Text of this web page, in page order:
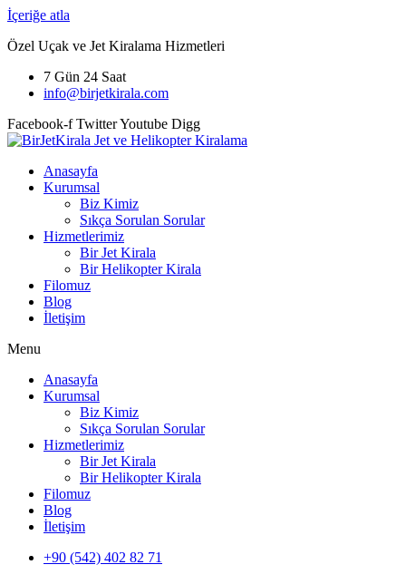
İçeriğe atla
Özel Uçak ve Jet Kiralama Hizmetleri
7 Gün 24 Saat
info@birjetkirala.com
Facebook-f TwitterYoutube Digg
Anasayfa
Kurumsal
Biz Kimiz
Sıkça Sorulan Sorular
Hizmetlerimiz
Bir Jet Kirala
Bir Helikopter Kirala
Filomuz
Blog
İletişim
Menu
Anasayfa
Kurumsal
Biz Kimiz
Sıkça Sorulan Sorular
Hizmetlerimiz
Bir Jet Kirala
Bir Helikopter Kirala
Filomuz
Blog
İletişim
+90 (542) 402 82 71